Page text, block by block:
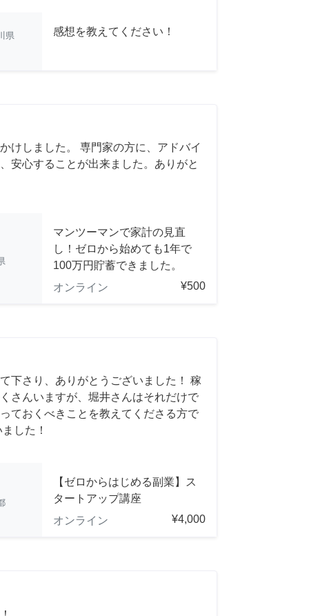
県 感想を教えてください！
けしました。 専門家の方に、アドバイ
安心することが出来ました。ありがと
マンツーマンで家計の見直
し！ゼロから始めても1年で
100万円貯蓄できました。
オンライン
¥500
下さり、ありがとうございました！ 稼
さんいますが、堀井さんはそれだけで
ておくべきことを教えてくださる方で
した！
【ゼロからはじめる副業】ス
タートアップ講座
オンライン
¥4,000